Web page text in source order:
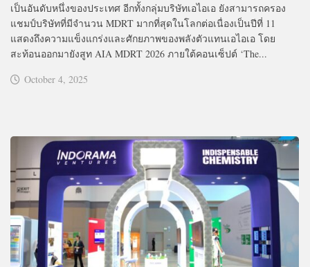
เป็นอันดับหนึ่งของประเทศ อีกทั้งกลุ่มบริษัทเอไอเอ ยังสามารถครอง
แชมป์บริษัทที่มีจำนวน MDRT มากที่สุดในโลกต่อเนื่องเป็นปีที่ 11
แสดงถึงความแข็งแกร่งและศักยภาพของพลังตัวแทนเอไอเอ โดย
สะท้อนออกมายังสูท AIA MDRT 2026 ภายใต้คอนเซ็ปต์ ‘The...
October 4, 2025